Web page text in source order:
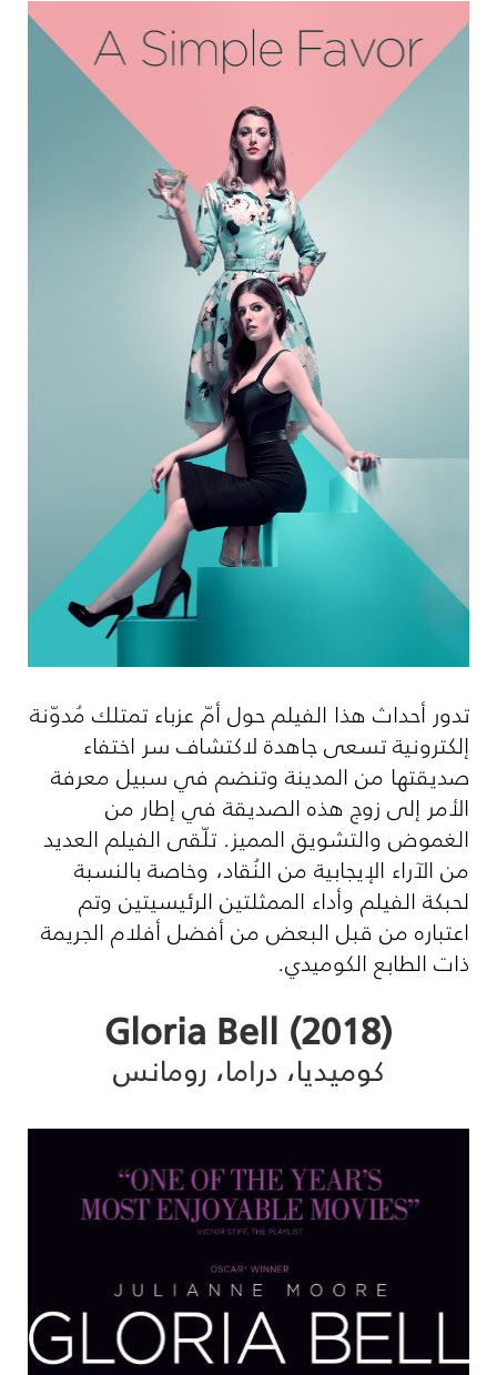
تدور أحداث هذا الفيلم حول أمّ عزباء تمتلك مُدوّنة
إلكترونية تسعى جاهدة لاكتشاف سر اختفاء
صديقتها من المدينة وتنضم في سبيل معرفة
الأمر إلى زوج هذه الصديقة في إطار من
الغموض والتشويق المميز. تلّقى الفيلم العديد
من الآراء الإيجابية من النُقاد، وخاصة بالنسبة
لحبكة الفيلم وأداء الممثلتين الرئيسيتين وتم
اعتباره من قبل البعض من أفضل أفلام الجريمة
ذات الطابع الكوميدي.
(Gloria Bell (2018
كوميديا، دراما، رومانس